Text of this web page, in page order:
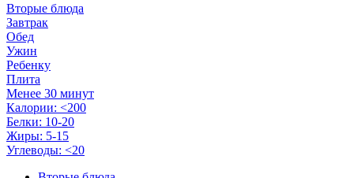
Вторые блюда
Завтрак
Обед
Ужин
Ребенку
Плита
Менее 30 минут
Калории: <200
Белки: 10-20
Жиры: 5-15
Углеводы: <20